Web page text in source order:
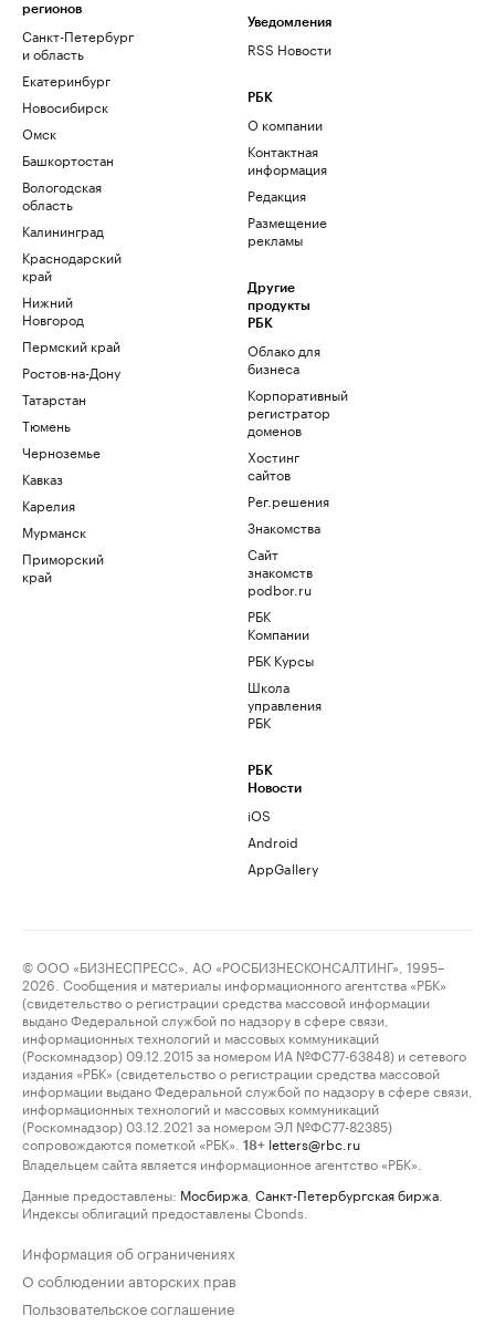
регионов
Санкт-Петербург
и область
Екатеринбург
Новосибирск
Омск
Башкортостан
Вологодская
область
Калининград
Краснодарский
край
Нижний
Новгород
Пермский край
Ростов-на-Дону
Татарстан
Тюмень
Черноземье
Кавказ
Карелия
Мурманск
Приморский
край
Уведомления
RSS Новости
РБК
О компании
Контактная
информация
Редакция
Размещение
рекламы
Другие
продукты
РБК
Облако для
бизнеса
Корпоративный
регистратор
доменов
Хостинг
сайтов
Рег.решения
Знакомства
Сайт
знакомств
podbor.ru
РБК
Компании
РБК Курсы
Школа
управления
РБК
РБК
Новости
iOS
Android
AppGallery
© ООО «БИЗНЕСПРЕСС», АО «РОСБИЗНЕСКОНСАЛТИНГ», 1995–
2026. Сообщения и материалы информационного агентства «РБК»
(свидетельство о регистрации средства массовой информации
выдано Федеральной службой по надзору в сфере связи,
информационных технологий и массовых коммуникаций
(Роскомнадзор) 09.12.2015 за номером ИА №ФС77-63848) и сетевого
издания «РБК» (свидетельство о регистрации средства массовой
информации выдано Федеральной службой по надзору в сфере связи,
информационных технологий и массовых коммуникаций
(Роскомнадзор) 03.12.2021 за номером ЭЛ №ФС77-82385)
сопровождаются пометкой «РБК».
18+ letters@rbc.ru
Владельцем сайта является информационное агентство «РБК».
Данные предоставлены: Мосбиржа Санкт-Петербургская биржа
Индексы облигаций предоставлены Cbonds.
Информация об ограничениях
О соблюдении авторских прав
Пользовательское соглашение